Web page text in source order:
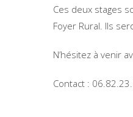
Ces deux stages
Foyer Rural. Ils
N’hésitez à venir
Contact :